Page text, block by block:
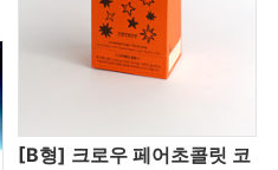
[B형] 크로우 페어초콜릿 코